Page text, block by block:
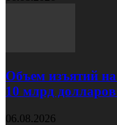
Объем изъятий
10 млрд долларов
06.08.2026